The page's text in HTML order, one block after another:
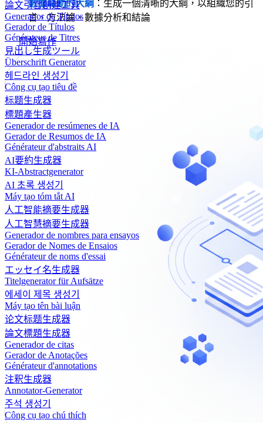
論文引言創建工具
Generador de Títulos
Gerador de Títulos
Générateur de Titres
見出し生成ツール
Überschrift Generator
헤드라인 생성기
Công cụ tạo tiêu đề
标题生成器
標題產生器
Generador de resúmenes de IA
Gerador de Resumos de IA
Générateur d'abstraits AI
AI要約生成器
KI-Abstractgenerator
AI 초록 생성기
Máy tạo tóm tắt AI
人工智能摘要生成器
人工智慧摘要生成器
Generador de nombres para ensayos
Gerador de Nomes de Ensaios
Générateur de noms d'essai
エッセイ名生成器
Titelgenerator für Aufsätze
에세이 제목 생성기
Máy tạo tên bài luận
论文标题生成器
論文標題生成器
Generador de citas
Gerador de Anotações
Générateur d'annotations
注釈生成器
Annotator-Generator
주석 생성기
Công cụ tạo chú thích
數據驅動的大綱 ：生成一個清晰的大綱，以組織您的引
言、方法論、數據分析和結論
開始寫作